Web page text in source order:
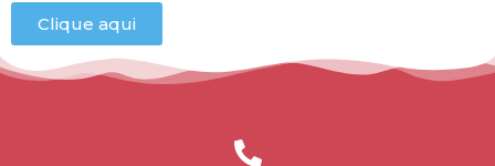
Clique aqui